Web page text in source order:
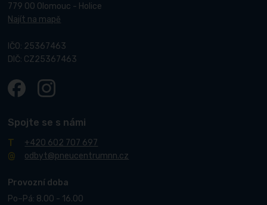
779 00 Olomouc - Holice
Najít na mapě
IČO: 25367463
DIČ: CZ25367463
Spojte se s námi
+420 602 707 697
odbyt@pneucentrumnn.cz
Provozní doba
Po–Pá: 8.00 - 16.00